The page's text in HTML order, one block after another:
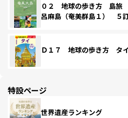
０２ 地球の歩き方 島
呂麻島（奄美群島１） ５
Ｄ１７ 地球の歩き方 タ
特設ページ
世界遺産ランキング